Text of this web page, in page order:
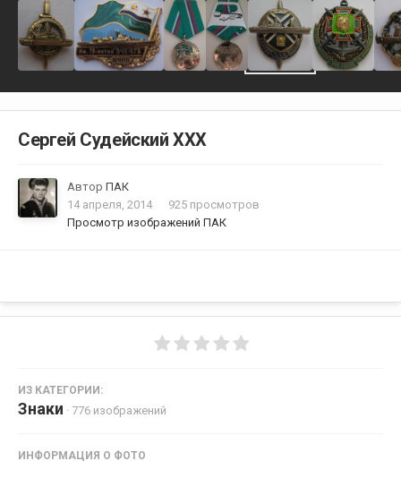
Сергей Судейский ХХХ
Автор ПАК
14 апреля, 2014
925 просмотров
Просмотр изображений ПАК
ИЗ КАТЕГОРИИ:
Знаки · 776 изображений
ИНФОРМАЦИЯ О ФОТО